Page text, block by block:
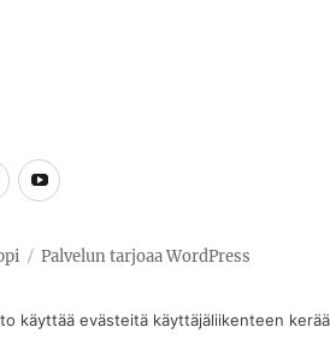
InstagramYouTube
Palvelun tarjoaa WordPress
käyttää evästeitä käyttäjäliikenteen